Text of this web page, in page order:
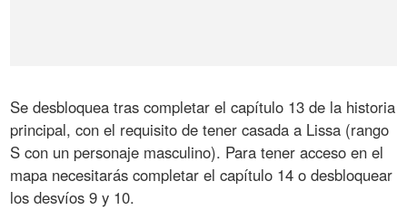
Se desbloquea tras completar el capítulo 13 de la historia
principal, con el requisito de tener casada a Lissa (rango
S con un personaje masculino). Para tener acceso en el
mapa necesitarás completar el capítulo 14 o desbloquear
los desvíos 9 y 10.